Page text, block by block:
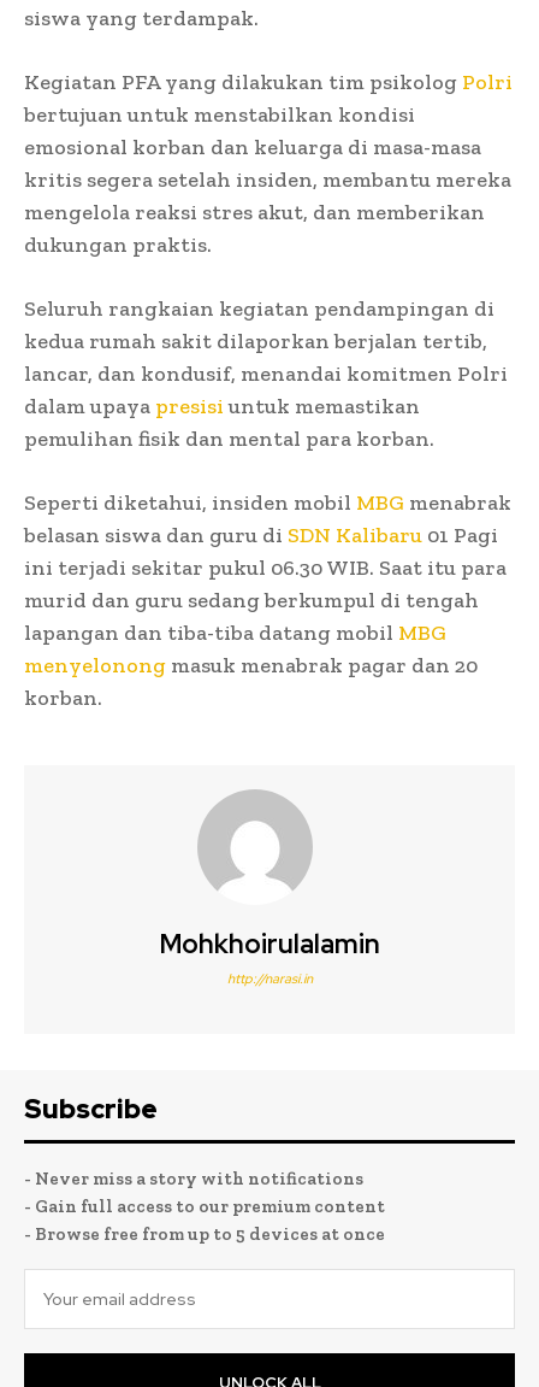
siswa yang terdampak.
Kegiatan PFA yang dilakukan tim psikolog Polri
bertujuan untuk menstabilkan kondisi
emosional korban dan keluarga di masa-masa
kritis segera setelah insiden, membantu mereka
mengelola reaksi stres akut, dan memberikan
dukungan praktis.
Seluruh rangkaian kegiatan pendampingan di
kedua rumah sakit dilaporkan berjalan tertib,
lancar, dan kondusif, menandai komitmen Polri
dalam upaya presisiuntuk memastikan
pemulihan fisik dan mental para korban.
Seperti diketahui, insiden mobil MBG menabrak
belasan siswa dan guru di SDN Kalibaru 01 Pagi
ini terjadi sekitar pukul 06.30 WIB. Saat itu para
murid dan guru sedang berkumpul di tengah
lapangan dan tiba-tiba datang mobil MBG
menyelonong masuk menabrak pagar dan 20
korban.
Mohkhoirulalamin
http://narasi.in
Subscribe
- Never miss a story with notifications
- Gain full access to our premium content
- Browse free from up to 5 devices at once
UNLOCK ALL